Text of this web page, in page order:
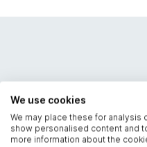
We use cookies
We may place these for
show personalised content and
more information about the